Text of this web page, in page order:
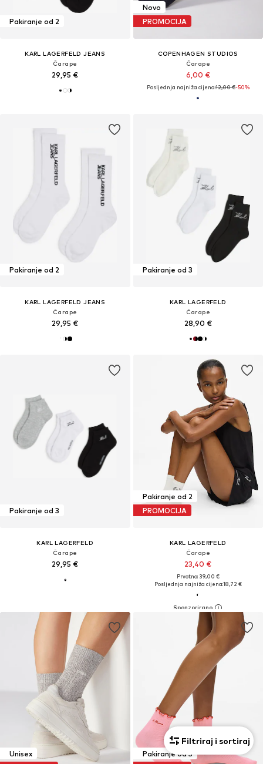
Pakiranje od 2
KARL LAGERFELD JEANS
Čarape
29,95 €
Novo
PROMOCIJA
COPENHAGEN STUDIOS
Čarape
6,00 €
Posljednja najniža cijena:12,00 €-50%
Pakiranje od 2
KARL LAGERFELD JEANS
Čarape
29,95 €
Pakiranje od 3
KARL LAGERFELD
Čarape
28,90 €
Pakiranje od 3
KARL LAGERFELD
Čarape
29,95 €
Pakiranje od 2
PROMOCIJA
KARL LAGERFELD
Čarape
23,40 €
Prvotno: 39,00 €
Posljednja najniža cijena:18,72 €
Unisex
Pakiranje od 3
Filtriraj i sortiraj